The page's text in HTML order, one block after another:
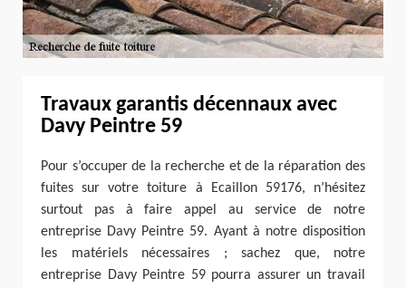
Travaux garantis décennaux avec
Davy Peintre 59
Pour s’occuper de la recherche et de la réparation des
fuites sur votre toiture à Ecaillon 59176, n’hésitez
surtout pas à faire appel au service de notre
entreprise Davy Peintre 59. Ayant à notre disposition
les matériels nécessaires ; sachez que, notre
entreprise Davy Peintre 59 pourra assurer un travail